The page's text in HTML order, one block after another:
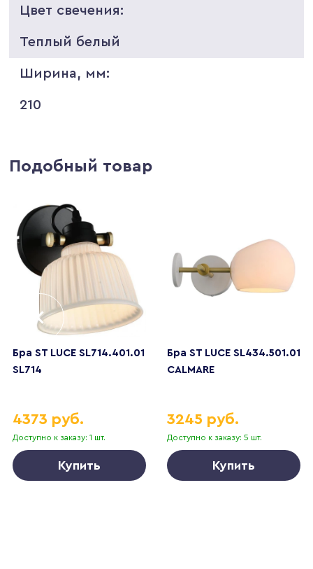
Цвет свечения:
Теплый белый
Ширина, мм:
210
Подобный товар
Бра ST LUCE SL714.401.01
SL714
Доступно к заказу: 1 шт.
4373 руб.
Купить
Бра ST LUCE SL434.501.01
CALMARE
Доступно к заказу: 5 шт.
3245 руб.
Купить